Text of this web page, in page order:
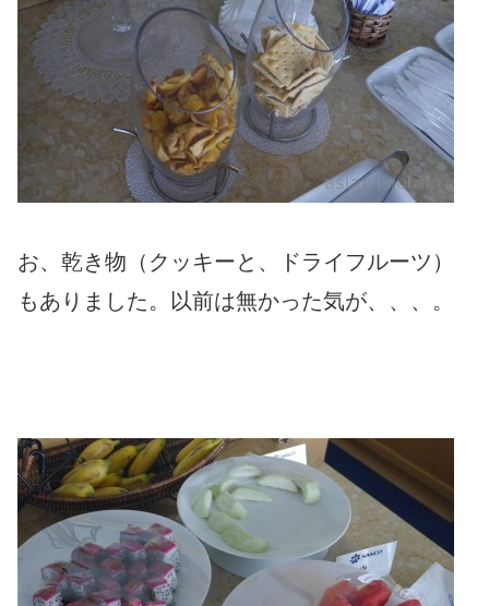
お、乾き物（クッキーと、ドライフルーツ）
もありました。以前は無かった気が、、、。